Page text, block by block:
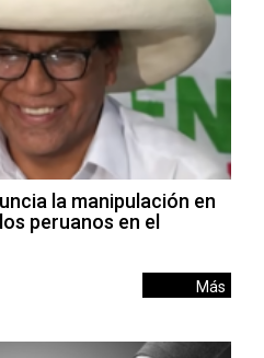
la manipulación en
peruanos en el
Más